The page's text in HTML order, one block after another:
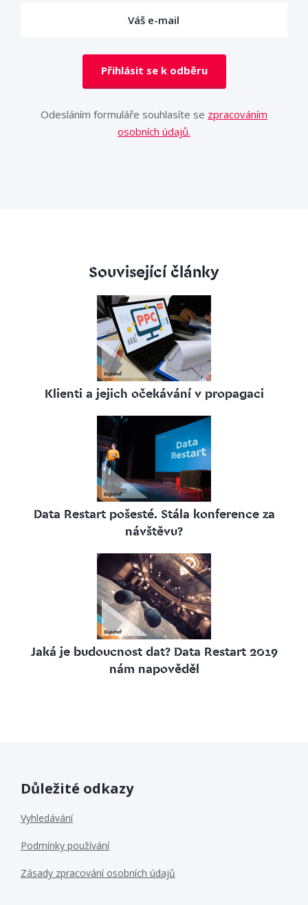
Přihlásit se k odběru
Odesláním formuláře souhlasíte se zpracováním
osobních údajů.
Související články
Klienti a jejich očekávání v propagaci
Data Restart pošesté. Stála konference za
návštěvu?
Jaká je budoucnost dat? Data Restart 2019
nám napověděl
Důležité odkazy
Vyhledávání
Podmínky používání
Zásady zpracování osobních údajů